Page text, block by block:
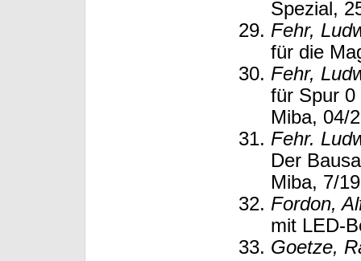
Spezial,
Fehr,
für die
Fehr,
für Spur 0
Miba, 04/
Fehr.
Der
Miba, 7/
Fordon,
mit LED-
Goetze,